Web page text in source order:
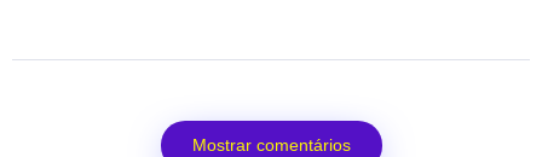
Mostrar comentários